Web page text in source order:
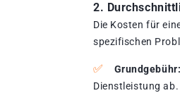
2.
Die Kosten für
spezifischen
Grundgebühr:
Dienstleistung ab.